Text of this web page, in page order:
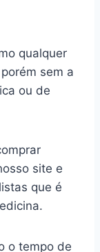
qualquer
sem a
ou de
site e
que é
o tempo de